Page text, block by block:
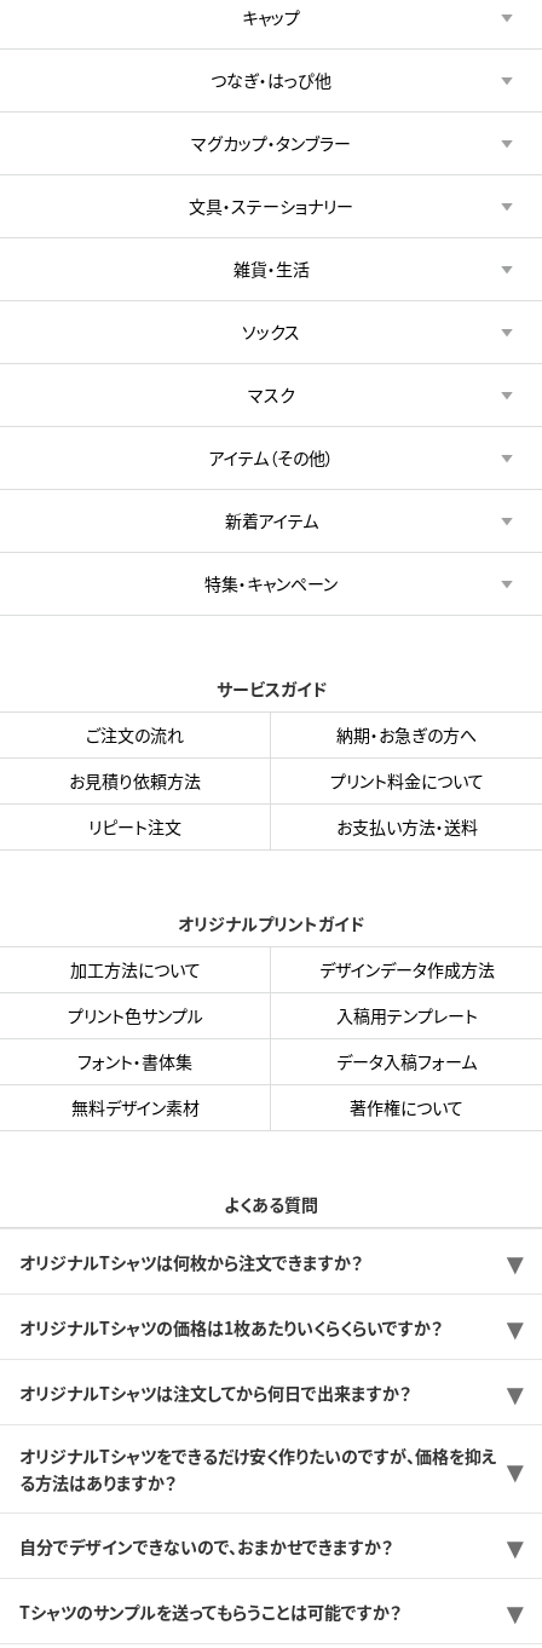
キャップ
つなぎ・はっぴ他
マグカップ・タンブラー
文具・ステーショナリー
雑貨・生活
ソックス
マスク
アイテム（その他）
新着アイテム
特集・キャンペーン
サービスガイド
ご注文の流れ
納期・お急ぎの方へ
お見積り依頼方法
プリント料金について
リピート注文
お支払い方法・送料
オリジナルプリントガイド
加工方法について
デザインデータ作成方法
プリント色サンプル
入稿用テンプレート
フォント・書体集
データ入稿フォーム
無料デザイン素材
著作権について
よくある質問
オリジナルTシャツは何枚から注文できますか？
オリジナルTシャツの価格は1枚あたりいくらくらいですか？
オリジナルTシャツは注文してから何日で出来ますか？
オリジナルTシャツをできるだけ安く作りたいのですが、価格を抑え
る方法はありますか？
自分でデザインできないので、おまかせできますか？
Tシャツのサンプルを送ってもらうことは可能ですか？